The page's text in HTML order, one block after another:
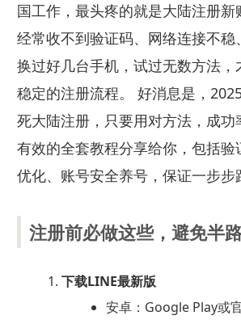
国工作，最头疼的就是大陆注册
经常收不到验证码、网络连接不
换过好几台手机，试过无数方法，
稳定的注册流程。 好消息是，
死大陆注册，只要用对方法，成
有效的全套教程分享给你，包括
优化、账号安全养号，保证一步步
注册前必做这些，避免半
下载LINE最新版
安卓：Google Play或